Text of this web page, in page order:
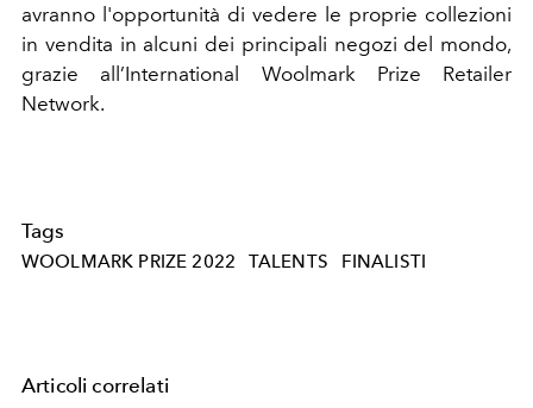
avranno l'opportunità di vedere le proprie collezioni
in vendita in alcuni dei principali negozi del mondo,
grazie all’International Woolmark Prize Retailer
Network.
Tags
WOOLMARK PRIZE 2022 TALENTS FINALISTI
Articoli correlati